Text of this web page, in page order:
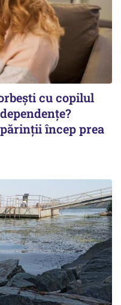
cu copilul
încep prea